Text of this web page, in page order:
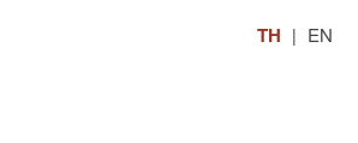
TH | EN